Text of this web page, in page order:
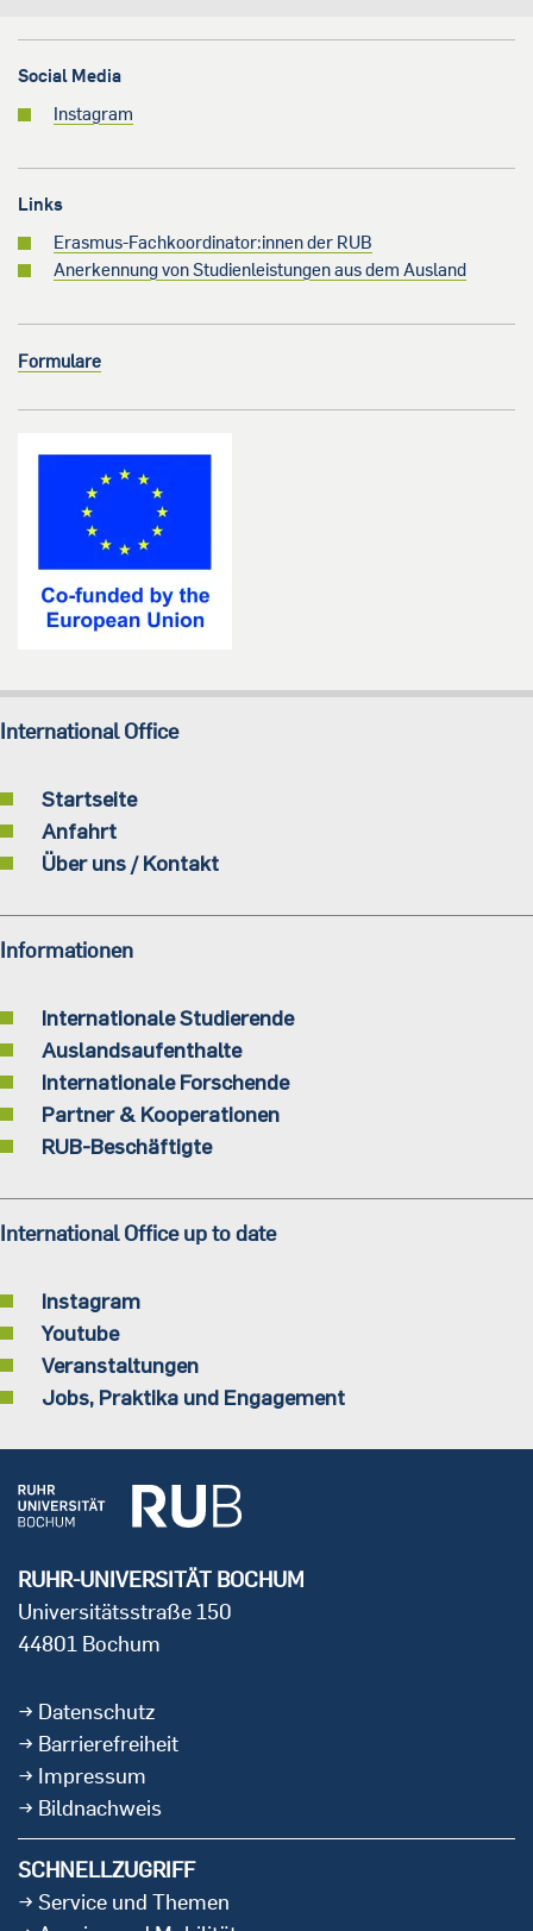
Social Media
Instagram
Links
Erasmus-Fachkoordinator:innen der RUB
Anerkennung von Studienleistungen aus dem Ausland
Formulare
International Office
Startseite
Anfahrt
Über uns / Kontakt
Informationen
Internationale Studierende
Auslandsaufenthalte
Internationale Forschende
Partner & Kooperationen
RUB-Beschäftigte
International Office up to date
Instagram
Youtube
Veranstaltungen
Jobs, Praktika und Engagement
RUHR-UNIVERSITÄT BOCHUM
Universitätsstraße 150
44801 Bochum
Datenschutz
Barrierefreiheit
Impressum
Bildnachweis
SCHNELLZUGRIFF
Service und Themen